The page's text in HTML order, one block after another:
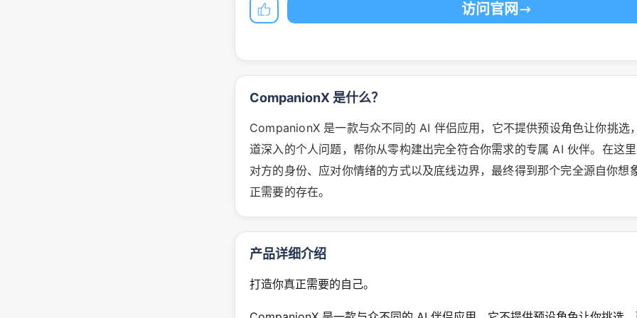
访问官网
CompanionX 是什么？
CompanionX 是一款与众不同的 AI 伴侣应用，它不提供预设角色让你挑选
道深入的个人问题，帮你从零构建出完全符合你需求的专属 AI 伙伴。在这
对方的身份、应对你情绪的方式以及底线边界，最终得到那个完全源自你想
正需要的存在。
产品详细介绍
打造你真正需要的自己。